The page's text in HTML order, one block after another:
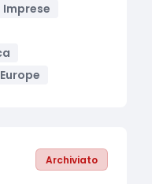
Imprese
Archiviato